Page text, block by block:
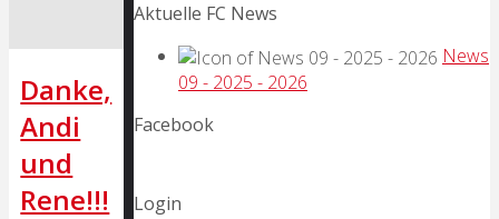
Danke,
Andi
und
Rene!!!
Aktuelle FC News
News
09 - 2025 - 2026
Facebook
Login